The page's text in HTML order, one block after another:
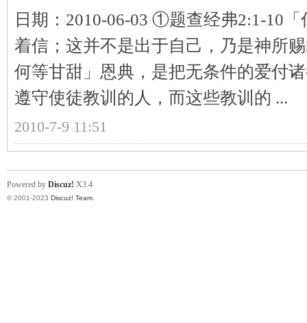
日期：2010-06-03 ①题查经弗2:1-10
着信；这并不是出于自己，乃是神所
何等甘甜」恩典，是把无条件的爱付
遵守使徒教训的人，而这些教训的 ...
2010-7-9 11:51
Powered by Discuz! X3.4
© 2001-2023 Discuz! Team